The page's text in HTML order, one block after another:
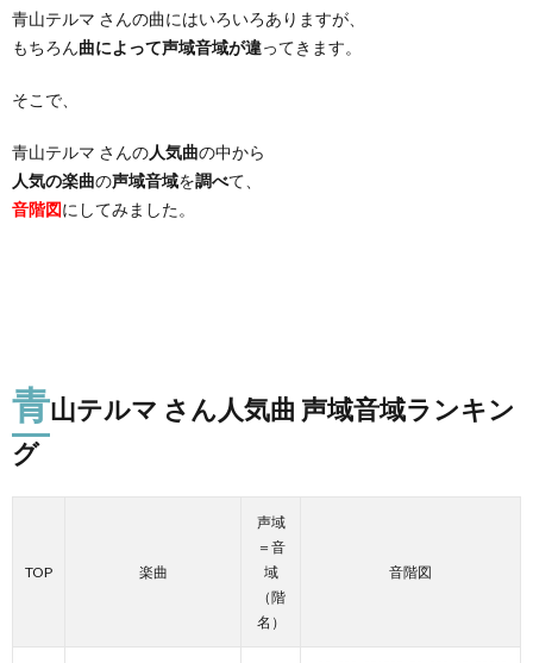
青山テルマ さんの曲にはいろいろありますが、
もちろん曲によって声域音域が違ってきます。
そこで、
青山テルマ さんの人気曲の中から
人気の楽曲の声域音域を調べて、
音階図にしてみました。
青山テルマ さん人気曲 声域音域ランキン
グ
TOP 楽曲
声域
＝音
域
（階
名）
音階図